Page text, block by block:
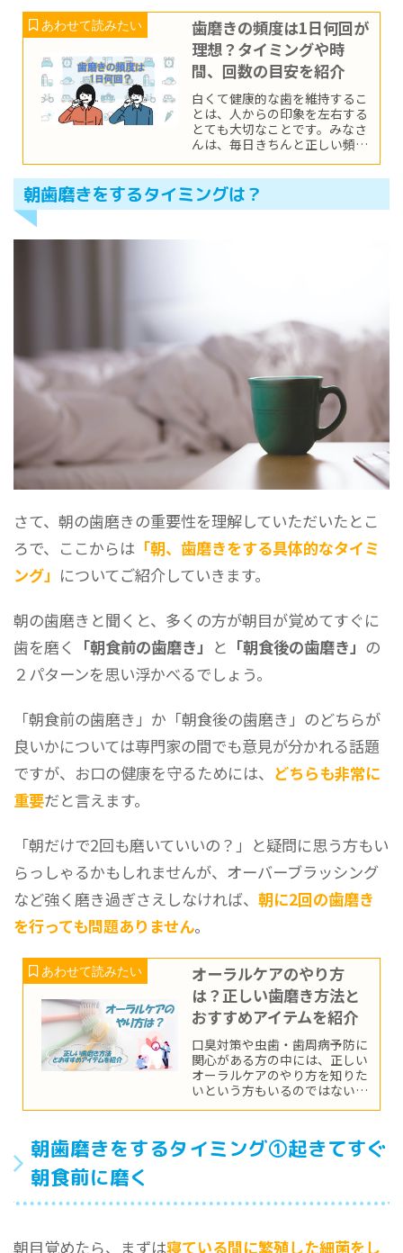
歯磨きの頻度は1日何回が
理想？タイミングや時
間、回数の目安を紹介
白くて健康的な歯を維持するこ
とは、人からの印象を左右する
とても大切なことです。みなさ
んは、毎日きちんと正しい頻度
記事では、歯磨きの理想的な頻
度、回数や時間の目安について
ご紹介していきます。
朝歯磨きをするタイミングは？
さて、朝の歯磨きの重要性を理解していただいたとこ
ろで、ここからは 「朝、歯磨きをする具体的なタイミ
ング」 についてご紹介していきます。
朝の歯磨きと聞くと、多くの方が朝目が覚めてすぐに
歯を磨く
「朝食前の歯磨き」 と 「朝食後の歯磨き」 の
２パターンを思い浮かべるでしょう。
「朝食前の歯磨き」か「朝食後の歯磨き」のどちらが
良いかについては専門家の間でも意見が分かれる話題
ですが、お口の健康を守るためには、 どちらも非常に
重要だと言えます。
「朝だけで2回も磨いていいの？」と疑問に思う方もい
らっしゃるかもしれませんが、オーバーブラッシング
など強く磨き過ぎさえしなければ、朝に2回の歯磨き
を行っても問題ありません。
オーラルケアのやり方
は？正しい歯磨き方法と
おすすめアイテムを紹介
口臭対策や虫歯・歯周病予防に
関心がある方の中には、正しい
オーラルケアのやり方を知りた
いという方もいるのではないで
しょうか。そこで今回は、歯磨
方法やおすすめアイテムについ
てご紹介していきます。
朝歯磨きをするタイミング①起きてすぐ
朝食前に磨く
朝目覚めたら、まずは寝ている間に繁殖した細菌をし